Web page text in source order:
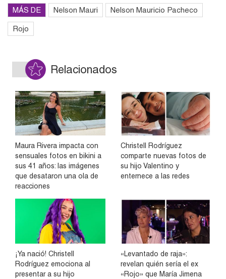
MÁS DE Nelson Mauri Nelson Mauricio Pacheco
Rojo
Relacionados
Maura Rivera impacta con
sensuales fotos en bikini a
sus 41 años: las imágenes
que desataron una ola de
reacciones
Christell Rodríguez
comparte nuevas fotos de
su hijo Valentino y
enternece a las redes
¡Ya nació! Christell
Rodríguez emociona al
presentar a su hijo
«Levantado de raja»:
revelan quién sería el ex
«Rojo» que María Jimena